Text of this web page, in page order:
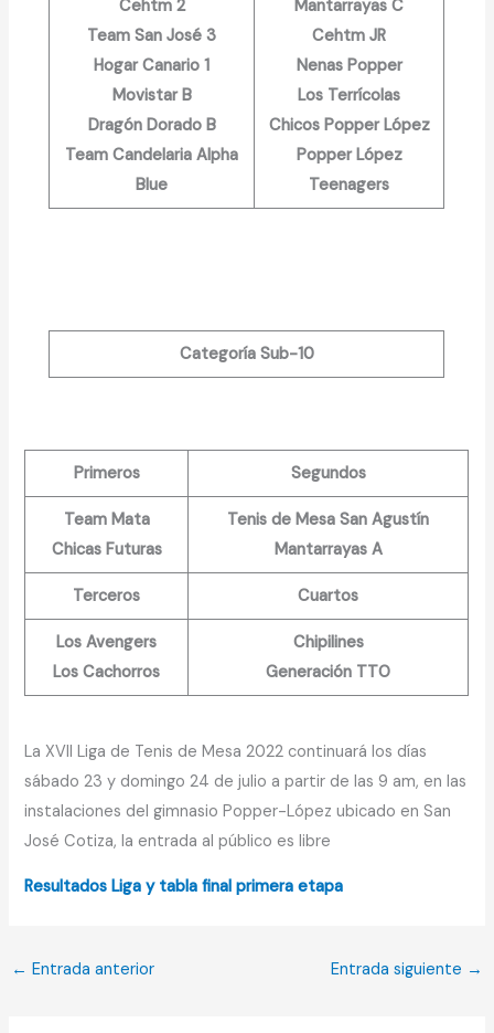
Cehtm 2
Team San José 3
Hogar Canario 1
Movistar B
Dragón Dorado B
Team Candelaria Alpha
Blue
Mantarrayas C
Cehtm JR
Nenas Popper
Los Terrícolas
Chicos Popper López
Popper López
Teenagers
Categoría Sub-10
Primeros Segundos
Team Mata
Chicas Futuras
Tenis de Mesa San Agustín
Mantarrayas A
Terceros Cuartos
Los Avengers
Los Cachorros
Chipilines
Generación TTO
La XVII Liga de Tenis de Mesa 2022 continuará los días
sábado 23 y domingo 24 de julio a partir de las 9 am, en las
instalaciones del gimnasio Popper-López ubicado en San
José Cotiza, la entrada al público es libre
Resultados Liga y tabla final primera etapa
← Entrada anterior Entrada siguiente →